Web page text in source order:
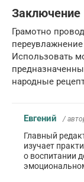
Заключение
Грамотно
Использовать
народные
Евгений /
Главный
изучает
о воспитании